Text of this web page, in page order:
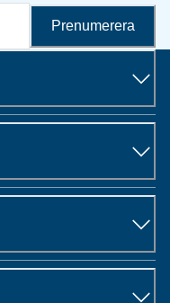
Prenumerera